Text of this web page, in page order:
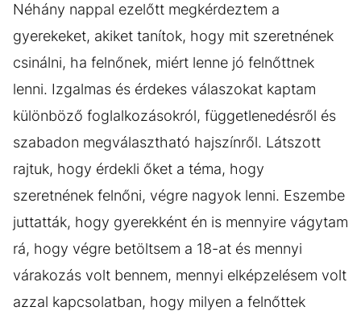
Néhány nappal ezelőtt megkérdeztem a
gyerekeket, akiket tanítok, hogy mit szeretnének
csinálni, ha felnőnek, miért lenne jó felnőttnek
lenni. Izgalmas és érdekes válaszokat kaptam
különböző foglalkozásokról, függetlenedésről és
szabadon megválasztható hajszínről. Látszott
rajtuk, hogy érdekli őket a téma, hogy
szeretnének felnőni, végre nagyok lenni. Eszembe
juttatták, hogy gyerekként én is mennyire vágytam
rá, hogy végre betöltsem a 18-at és mennyi
várakozás volt bennem, mennyi elképzelésem volt
azzal kapcsolatban, hogy milyen a felnőttek